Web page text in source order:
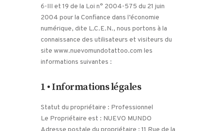
6-III et 19 de la Loi n° 2004-575 du 21 juin
2004 pour la Confiance dans l’économie
numérique, dite L.C.E.N., nous portons à la
connaissance des utilisateurs et visiteurs du
site www.nuevomundotattoo.com les
informations suivantes :
1 • Informations légales
Statut du propriétaire : Professionnel
Le Propriétaire est : NUEVO MUNDO